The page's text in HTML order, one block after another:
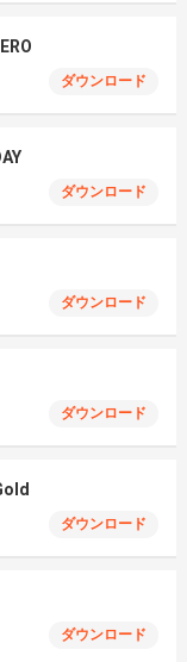
ダウンロード
ダウンロード
ダウンロード
ダウンロード
ダウンロード
ダウンロード